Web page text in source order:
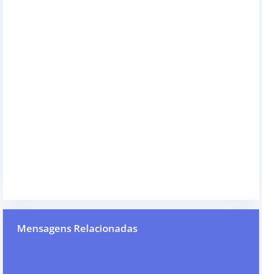
Mensagens Relacionadas